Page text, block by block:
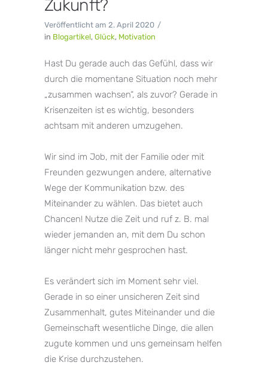
Zukunft?
Veröffentlicht am 2. April 2020
in Blogartikel, Glück, Motivation
Hast Du gerade auch das Gefühl, dass wir
durch die momentane Situation noch mehr
„zusammen wachsen“, als zuvor? Gerade in
Krisenzeiten ist es wichtig, besonders
achtsam mit anderen umzugehen.⁣⁣⁠
Wir sind im Job, mit der Familie oder mit
Freunden gezwungen andere, alternative
Wege der Kommunikation bzw. des
Miteinander zu wählen. Das bietet auch
Chancen! Nutze die Zeit und ruf z. B. mal
wieder jemanden an, mit dem Du schon
länger nicht mehr gesprochen hast.⁣⁣⁠
Es verändert sich im Moment sehr viel.
Gerade in so einer unsicheren Zeit sind
Zusammenhalt, gutes Miteinander und die
Gemeinschaft wesentliche Dinge, die allen
zugute kommen und uns gemeinsam helfen
die Krise durchzustehen. ⁣⁣⁠